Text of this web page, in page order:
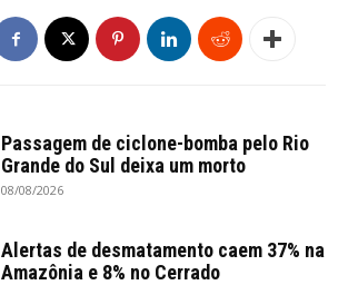
Passagem de ciclone-bomba pelo Rio
Grande do Sul deixa um morto
08/08/2026
Alertas de desmatamento caem 37% na
Amazônia e 8% no Cerrado